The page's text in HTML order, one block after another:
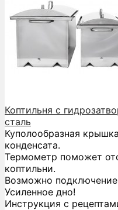
Коптильня с
сталь
Куполообразная
конденсата.
Термометр поможет
коптильни.
Возможно
Усиленное дно!
Инструкция с